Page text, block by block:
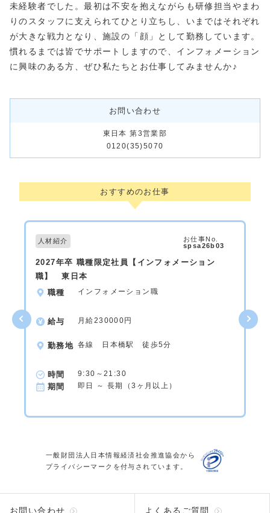
未経験者でした。最初は不安を抱えながらも研修担当やまわ
りのスタッフに支えられてひとり立ちし、いまではそれぞれ
が大きな戦力となり、施設の「顔」として勤務しています。
慣れるまでは皆でサポートしますので、インフォメーション
に興味のある方、ぜひ私たちとお仕事してみませんか♪
お問い合わせ
東日本 第3営業部
0120(35)5070
おすすめのお仕事
人材紹介
お仕事No.
spsa26b03
2027年卒 職種限定社員【インフォメーション
職】 東日本
職種
インフォメーション職
給与 月給230000円
勤務地 各線 日本橋駅 徒歩5分
時間 9:30～21:30
期間 即日 ～ 長期（3ヶ月以上）
一般財団法人日本情報経済社会推進協会から
プライバシーマークを付与されています。
お問い合わせ よくあるご質問